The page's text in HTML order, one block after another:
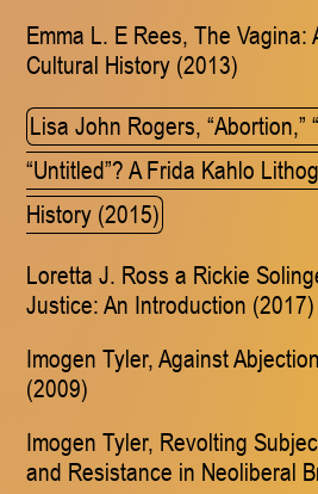
Emma L. E Rees, The Vagina:
Cultural History (2013)
Lisa John Rogers, “Abortion,”
“Untitled”? A Frida Kahlo
History (2015)
Loretta J. Ross a Rickie
Justice: An Introduction (2017)
Imogen Tyler, Against
(2009)
Imogen Tyler, Revolting
and Resistance in Neoliberal